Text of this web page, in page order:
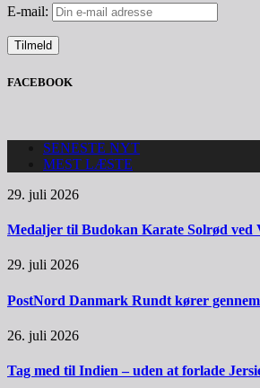
E-mail:
FACEBOOK
SENESTE NYT
MEST LÆSTE
29. juli 2026
Medaljer til Budokan Karate Solrød ved
29. juli 2026
PostNord Danmark Rundt kører
26. juli 2026
Tag med til Indien – uden at forlade